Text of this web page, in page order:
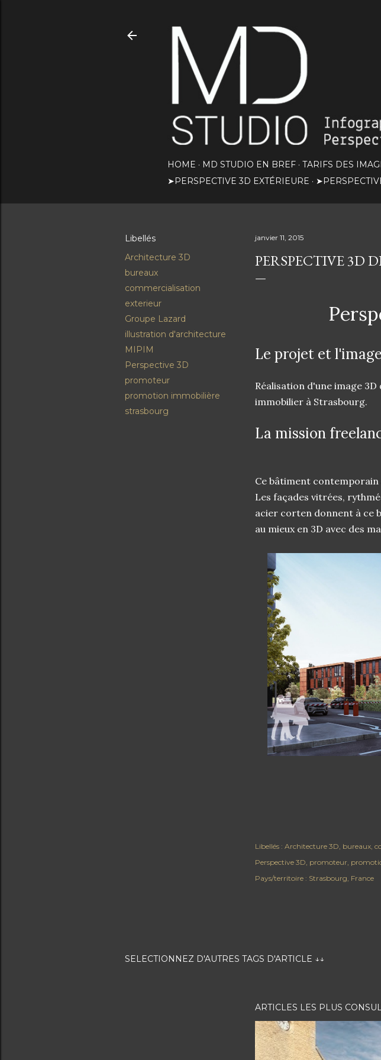
HOME MD STUDIO EN BREF TARIFS DES
➤PERSPECTIVE 3D EXTÉRIEURE
Libellés
Architecture 3D
bureaux
commercialisation
exterieur
Groupe Lazard
illustration d'architecture
MIPIM
Perspective 3D
promoteur
promotion immobilière
strasbourg
janvier 11, 2015
PERSPECTIVE 3D
Le projet et
Réalisation d'une image
immobilier à Strasbourg.
La mission
Ce bâtiment
Les façades vitrées,
acier corten donnent à ce
au mieux en 3D avec des
Libellés : Architecture 3D bureaux
Perspective 3D promoteur
Pays/territoire : Strasbourg, France
SELECTIONNEZ D'AUTRES TAGS D'ARTICLE ↓↓
ARTICLES LES PLUS